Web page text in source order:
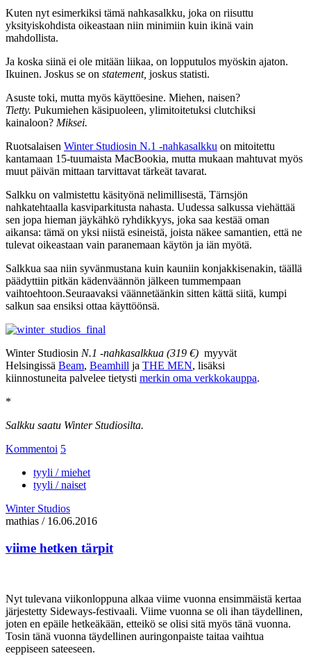
Kuten nyt esimerkiksi tämä nahkasalkku, joka on riisuttu
yksityiskohdista oikeastaan niin minimiin kuin ikinä vain
mahdollista.
Ja koska siinä ei ole mitään liikaa, on lopputulos myöskin ajaton.
Ikuinen. Joskus se on statement, joskus statisti.
Asuste toki, mutta myös käyttöesine. Miehen, naisen?
Tietty. Pukumiehen käsipuoleen, ylimitoitetuksi clutchiksi
kainaloon? Miksei.
Ruotsalaisen Winter Studiosin N.1 -nahkasalkku on mitoitettu
kantamaan 15-tuumaista MacBookia, mutta mukaan mahtuvat myös
muut päivän mittaan tarvittavat tärkeät tavarat.
Salkku on valmistettu käsityönä nelimillisestä, Tärnsjön
nahkatehtaalla kasviparkitusta nahasta. Uudessa salkussa viehättää
sen jopa hieman jäykähkö ryhdikkyys, joka saa kestää oman
aikansa: tämä on yksi niistä esineistä, joista näkee samantien, että ne
tulevat oikeastaan vain paranemaan käytön ja iän myötä.
Salkkua saa niin syvänmustana kuin kauniin konjakkisenakin, täällä
päädyttiin pitkän kädenväännön jälkeen tummempaan
vaihtoehtoon.Seuraavaksi väännetäänkin sitten kättä siitä, kumpi
salkun saa ensiksi ottaa käyttöönsä.
Winter Studiosin N.1 -nahkasalkkua (319 €) myyvät
Helsingissä Beam, Beamhill ja THE MEN, lisäksi
kiinnostuneita palvelee tietysti merkin oma verkkokauppa.
*
Salkku saatu Winter Studiosilta.
Kommentoi 5
tyyli / miehet
tyyli / naiset
Winter Studios
mathias / 16.06.2016
viime hetken tärpit
Nyt tulevana viikonloppuna alkaa viime vuonna ensimmäistä kertaa
järjestetty Sideways-festivaali. Viime vuonna se oli ihan täydellinen,
joten en epäile hetkeäkään, etteikö se olisi sitä myös tänä vuonna.
Tosin tänä vuonna täydellinen auringonpaiste taitaa vaihtua
eeppiseen sateeseen.